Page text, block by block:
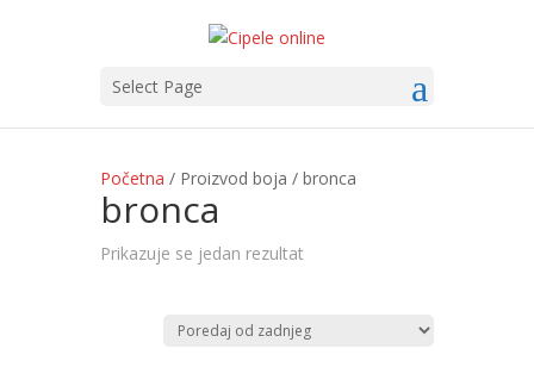
Select Page
Početna / Proizvod boja / bronca
bronca
Prikazuje se jedan rezultat